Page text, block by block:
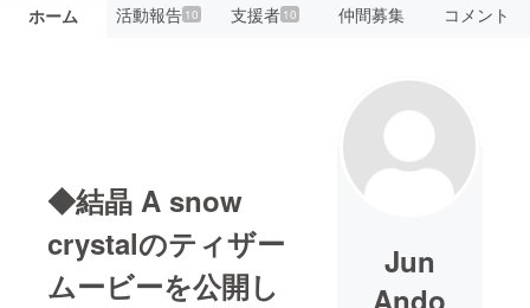
ホーム 活動報告10 支援者 10 仲間募集 コメント
◆結晶 A snow
crystalのティザー
ムービーを公開し
Jun
Ando